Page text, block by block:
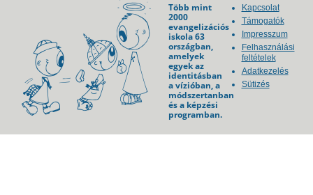
Több mint
2000
evangelizációs
iskola 63
országban,
amelyek
egyek az
identitásban
a vízióban, a
módszertanban
és a képzési
programban.
Kapcsolat
Támogatók
Impresszum
Felhasználási
feltételek
Adatkezelés
Sütizés